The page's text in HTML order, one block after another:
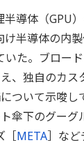
導体（GPU
半導体の内
た。ブロード
、独自のカス
ついて示唆し
傘下のグーグ
［META］な